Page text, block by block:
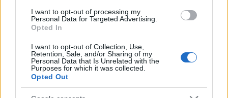
I want to opt-out of processing my
Personal Data for Targeted Advertising.
Opted In
I want to opt-out of Collection, Use,
Retention, Sale, and/or Sharing of my
Personal Data that Is Unrelated with the
Purposes for which it was collected.
Opted Out